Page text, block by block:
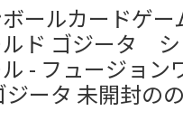
ールカードゲー
ルド ゴジータ シ
- フュージョン
ジータ 未開封の